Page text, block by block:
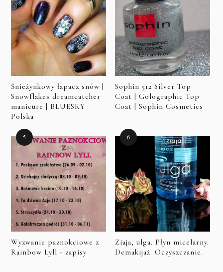
Śnieżynkowy łapacz snów |
Snowflakes dreamcatcher
manicure | BLUESKY
Polska
Sophin 512 Silver Top
Coat | Golographic Top
Coat | Sophin Cosmetics
Wyzwanie paznokciowe z
Rainbow Lyll - zapisy
Ziaja, ulga. Płyn micelarny.
Demakijaż. Oczyszczanie.